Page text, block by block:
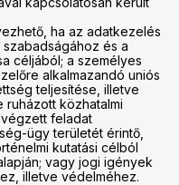
ha az adatkezelés
és a
céljából; a személyes
alkalmazandó uniós
teljesítése, illetve
közhatalmi
feladat
ügy területét érintő,
kutatási célból
vagy jogi igények
illetve védelméhez.